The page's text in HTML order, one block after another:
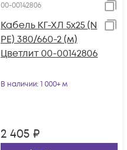
00-00142806
Кабель КГ-ХЛ 5х25 (N
PE) 380/660-2 (м)
Цветлит 00-00142806
В наличии: 1 000+ м
2 405 ₽